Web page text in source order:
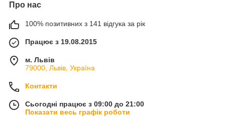
Про нас
100% позитивних з 141 відгука за рік
Працює з 19.08.2015
м. Львів
79000, Львів, Україна
Контакти
Сьогодні працює з 09:00 до 21:00
Показати весь графік роботи